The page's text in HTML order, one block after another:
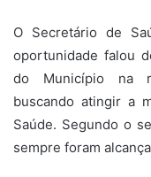
O Secretário de
oportunidade falou
do Município na
buscando atingir a
Saúde. Segundo o
sempre foram